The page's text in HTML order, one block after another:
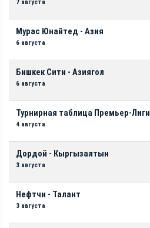
7 августа
Мурас Юнайтед - Азия
6 августа
Бишкек Сити - Азиягол
6 августа
Турнирная таблица Премьер-Лиги
4 августа
Дордой - Кыргызалтын
3 августа
Нефтчи - Талант
3 августа